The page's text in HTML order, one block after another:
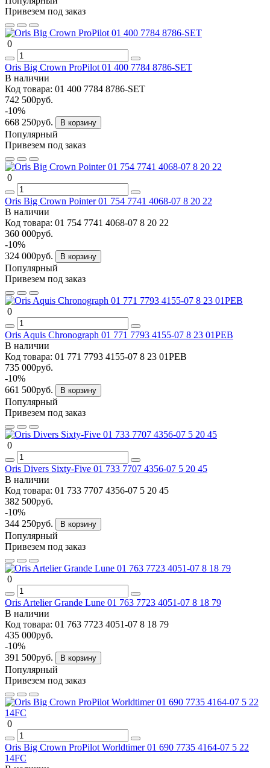
Привезем под заказ
0
Oris Big Crown ProPilot 01 400 7784 8786-SET
В наличии
Код товара: 01 400 7784 8786-SET
742 500руб.
-10%
668 250руб.
В корзину
Популярный
Привезем под заказ
0
Oris Big Crown Pointer 01 754 7741 4068-07 8 20 22
В наличии
Код товара: 01 754 7741 4068-07 8 20 22
360 000руб.
-10%
324 000руб.
В корзину
Популярный
Привезем под заказ
0
Oris Aquis Chronograph 01 771 7793 4155-07 8 23 01PEB
В наличии
Код товара: 01 771 7793 4155-07 8 23 01PEB
735 000руб.
-10%
661 500руб.
В корзину
Популярный
Привезем под заказ
0
Oris Divers Sixty-Five 01 733 7707 4356-07 5 20 45
В наличии
Код товара: 01 733 7707 4356-07 5 20 45
382 500руб.
-10%
344 250руб.
В корзину
Популярный
Привезем под заказ
0
Oris Artelier Grande Lune 01 763 7723 4051-07 8 18 79
В наличии
Код товара: 01 763 7723 4051-07 8 18 79
435 000руб.
-10%
391 500руб.
В корзину
Популярный
Привезем под заказ
0
Oris Big Crown ProPilot Worldtimer 01 690 7735 4164-07 5 22
14FC